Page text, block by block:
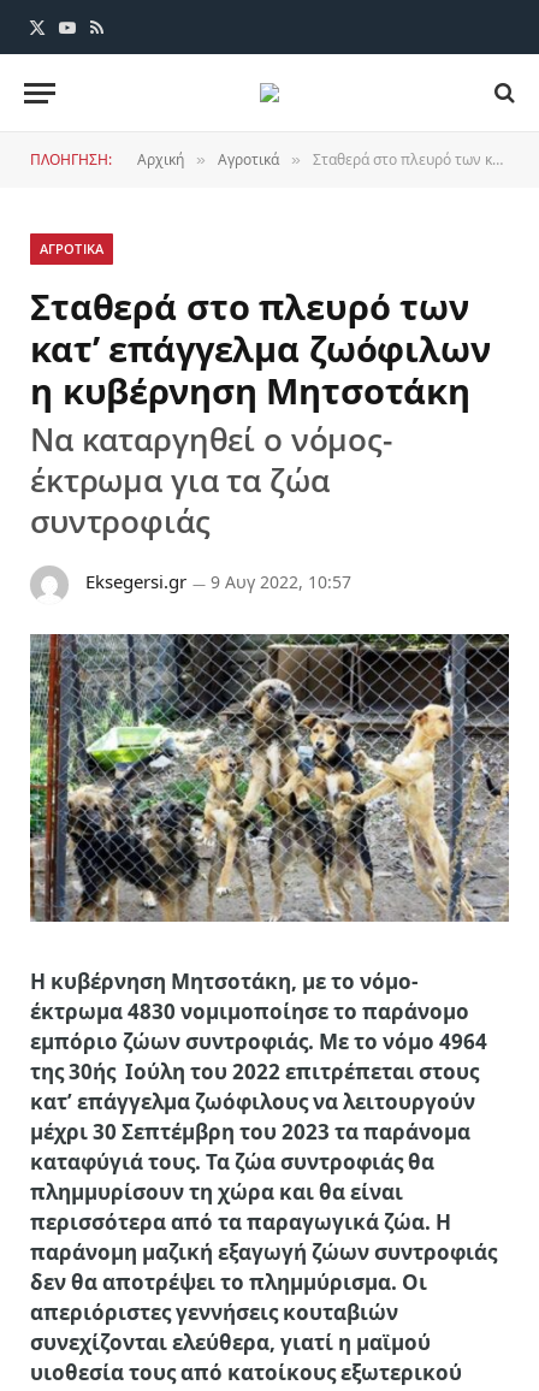
X
YouTube
RSS
ΠΛΟΗΓΗΣΗ: Αρχική » Αγροτικά » Σταθερά στο πλευρό των κατ’ επάγγελμα ζωόφιλων η κυβέρνηση Μητσοτάκη
ΑΓΡΟΤΙΚΑ
Σταθερά στο πλευρό των
κατ’ επάγγελμα ζωόφιλων
η κυβέρνηση Μητσοτάκη
Να καταργηθεί ο νόμος-
έκτρωμα για τα ζώα
συντροφιάς
Eksegersi.gr 9 Αυγ 2022, 10:57
Η κυβέρνηση Μητσοτάκη, με το νόμο-
έκτρωμα 4830 νομιμοποίησε το παράνομο
εμπόριο ζώων συντροφιάς. Με το νόμο 4964
της 30ής Ιούλη του 2022 επιτρέπεται στους
κατ’ επάγγελμα ζωόφιλους να λειτουργούν
μέχρι 30 Σεπτέμβρη του 2023 τα παράνομα
καταφύγιά τους. Τα ζώα συντροφιάς θα
πλημμυρίσουν τη χώρα και θα είναι
περισσότερα από τα παραγωγικά ζώα. Η
παράνομη μαζική εξαγωγή ζώων συντροφιάς
δεν θα αποτρέψει το πλημμύρισμα. Οι
απεριόριστες γεννήσεις κουταβιών
συνεχίζονται ελεύθερα, γιατί η μαϊμού
υιοθεσία τους από κατοίκους εξωτερικού